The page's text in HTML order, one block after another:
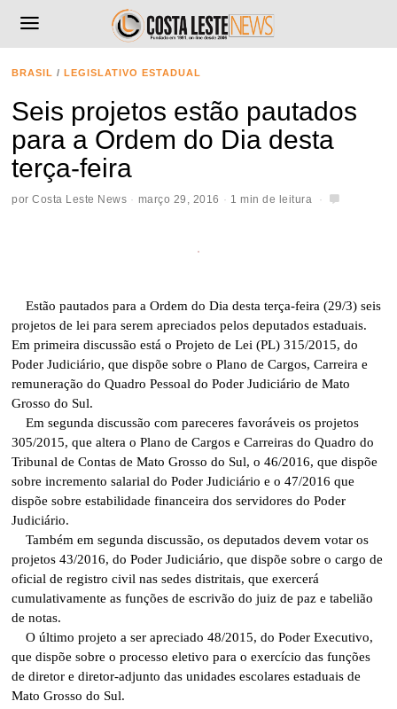
BRASIL / LEGISLATIVO ESTADUAL
Seis projetos estão pautados
para a Ordem do Dia desta
terça-feira
porCosta Leste News março 29, 2016 1 min de leitura
Estão pautados para a Ordem do Dia desta terça-feira (29/3) seis
projetos de lei para serem apreciados pelos deputados estaduais.
Em primeira discussão está o Projeto de Lei (PL) 315/2015, do
Poder Judiciário, que dispõe sobre o Plano de Cargos, Carreira e
remuneração do Quadro Pessoal do Poder Judiciário de Mato
Grosso do Sul.
Em segunda discussão com pareceres favoráveis os projetos
305/2015, que altera o Plano de Cargos e Carreiras do Quadro do
Tribunal de Contas de Mato Grosso do Sul, o 46/2016, que dispõe
sobre incremento salarial do Poder Judiciário e o 47/2016 que
dispõe sobre estabilidade financeira dos servidores do Poder
Judiciário.
Também em segunda discussão, os deputados devem votar os
projetos 43/2016, do Poder Judiciário, que dispõe sobre o cargo de
oficial de registro civil nas sedes distritais, que exercerá
cumulativamente as funções de escrivão do juiz de paz e tabelião
de notas.
O último projeto a ser apreciado 48/2015, do Poder Executivo,
que dispõe sobre o processo eletivo para o exercício das funções
de diretor e diretor-adjunto das unidades escolares estaduais de
Mato Grosso do Sul.